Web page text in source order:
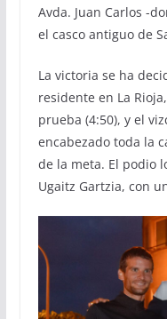
Avda. Juan Carlos -
el casco antiguo de
La victoria se ha
residente en La
prueba (4:50), y el
encabezado toda la
de la meta. El podio
Ugaitz Gartzia, con